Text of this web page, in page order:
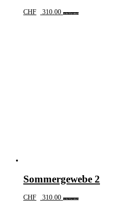
CHF 310.00 In den Warenkorb
Sommergewebe 2
CHF 310.00 In den Warenkorb